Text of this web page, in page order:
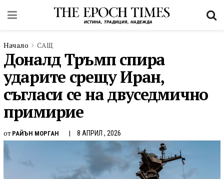
Начало САЩ
Доналд Тръмп спира
ударите срещу Иран,
съгласи се на двуседмично
примирие
от РАЙЪН МОРГАН 8 АПРИЛ , 2026